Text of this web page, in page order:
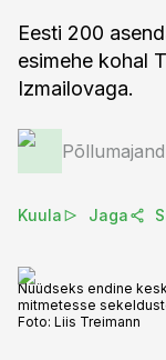
Eesti 200
esimehe kohal
Izmailovaga.
Kuula Jaga
Nüüdseks endine
mitmetesse
Foto: Liis Treimann